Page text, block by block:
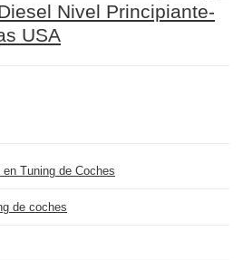
Nivel Principiante-
USA
Tuning de Coches
de coches